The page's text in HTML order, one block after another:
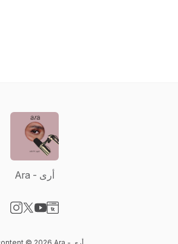
Ara - أرى